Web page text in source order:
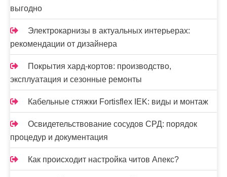
выгодно
Электрокарнизы в актуальных интерьерах:
рекомендации от дизайнера
Покрытия хард-кортов: производство,
эксплуатация и сезонные ремонты
Кабельные стяжки Fortisflex IEK: виды и монтаж
Освидетельствование сосудов СРД: порядок
процедур и документация
Как происходит настройка читов Апекс?